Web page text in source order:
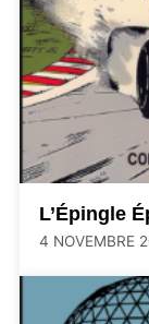
L’Épingle
4 NOVEMBRE